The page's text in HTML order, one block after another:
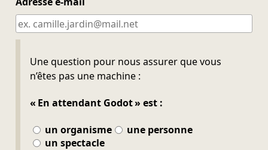
Une question pour nous assurer que vous
n’êtes pas une machine :
« En attendant Godot » est :
un organisme
une personne
un spectacle
Ne pas remplir